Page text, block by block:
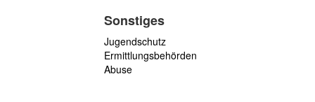
Sonstiges
Jugendschutz
Ermittlungsbehörden
Abuse